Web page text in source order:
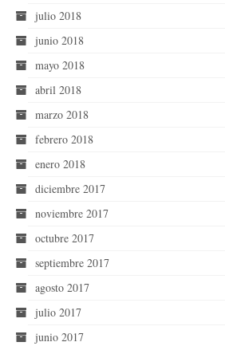
julio 2018
junio 2018
mayo 2018
abril 2018
marzo 2018
febrero 2018
enero 2018
diciembre 2017
noviembre 2017
octubre 2017
septiembre 2017
agosto 2017
julio 2017
junio 2017